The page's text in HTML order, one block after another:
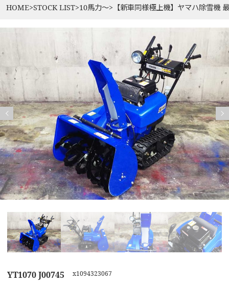
HOME>STOCK LIST>10馬力〜> 【新車同様極上機】ヤマハ除雪機
Previous
YT1070 J00745 x1094323067